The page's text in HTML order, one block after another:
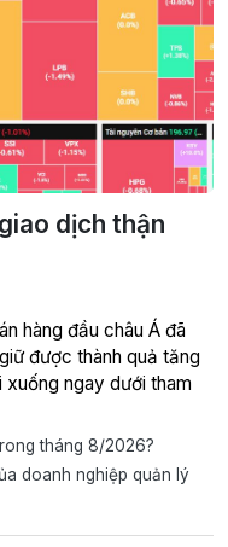
dịch thận
hàng đầu châu Á đã
được thành quả tăng
ngay dưới tham
tháng 8/2026?
doanh nghiệp quản lý